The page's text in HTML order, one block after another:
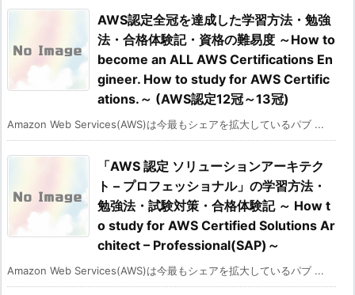
AWS認定全冠を達成した学習方法・勉強
法・合格体験記・資格の難易度 ～How to
become an ALL AWS Certifications En
gineer. How to study for AWS Certific
ations.～ (AWS認定12冠～13冠)
Amazon Web Services(AWS)は今最もシェアを拡大しているパブ ...
「AWS 認定 ソリューションアーキテク
ト – プロフェッショナル」の学習方法・
勉強法・試験対策・合格体験記 ～ How t
o study for AWS Certified Solutions Ar
chitect – Professional(SAP)～
Amazon Web Services(AWS)は今最もシェアを拡大しているパブ ...